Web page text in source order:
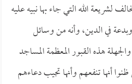
لشريعة الله التي جاء بها نبيه عليه
في الدين، وأنه من وسائل
هذه القبور المعظمة المساجد
أنها تنفعهم وأنها تجيب دعاءهم